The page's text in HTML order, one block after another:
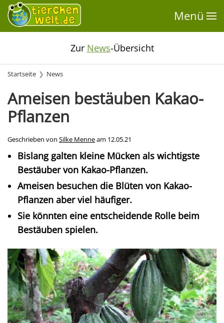
Menü
Zur News-Übersicht
Startseite News
Ameisen bestäuben Kakao-
Pflanzen
Geschrieben von Silke Menneam 12.05.21
Bislang galten kleine Mücken als wichtigste
Bestäuber von Kakao-Pflanzen.
Ameisen besuchen die Blüten von Kakao-
Pflanzen aber viel häufiger.
Sie könnten eine entscheidende Rolle beim
Bestäuben spielen.